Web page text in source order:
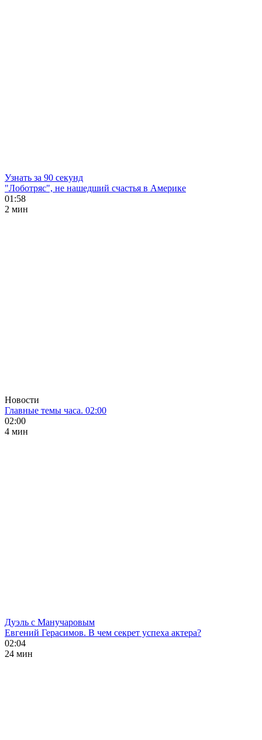
Узнать за 90 секунд
"Лоботряс", не нашедший счастья в Америке
01:58
2 мин
Новости
Главные темы часа. 02:00
02:00
4 мин
Дуэль с Манучаровым
Евгений Герасимов. В чем секрет успеха актера?
02:04
24 мин